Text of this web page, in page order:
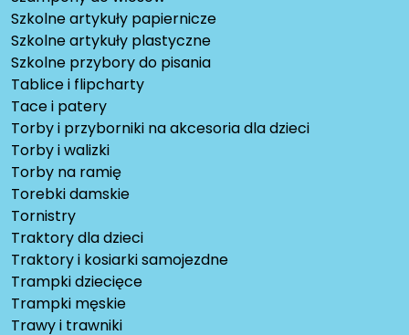
Szkolne artykuły papiernicze
Szkolne artykuły plastyczne
Szkolne przybory do pisania
Tablice i flipcharty
Tace i patery
Torby i przyborniki na akcesoria dla dzieci
Torby i walizki
Torby na ramię
Torebki damskie
Tornistry
Traktory dla dzieci
Traktory i kosiarki samojezdne
Trampki dziecięce
Trampki męskie
Trawy i trawniki